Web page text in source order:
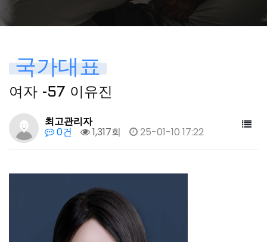
국가대표
여자 -57 이유진
최고관리자
0건 1,317회 25-01-10 17:22